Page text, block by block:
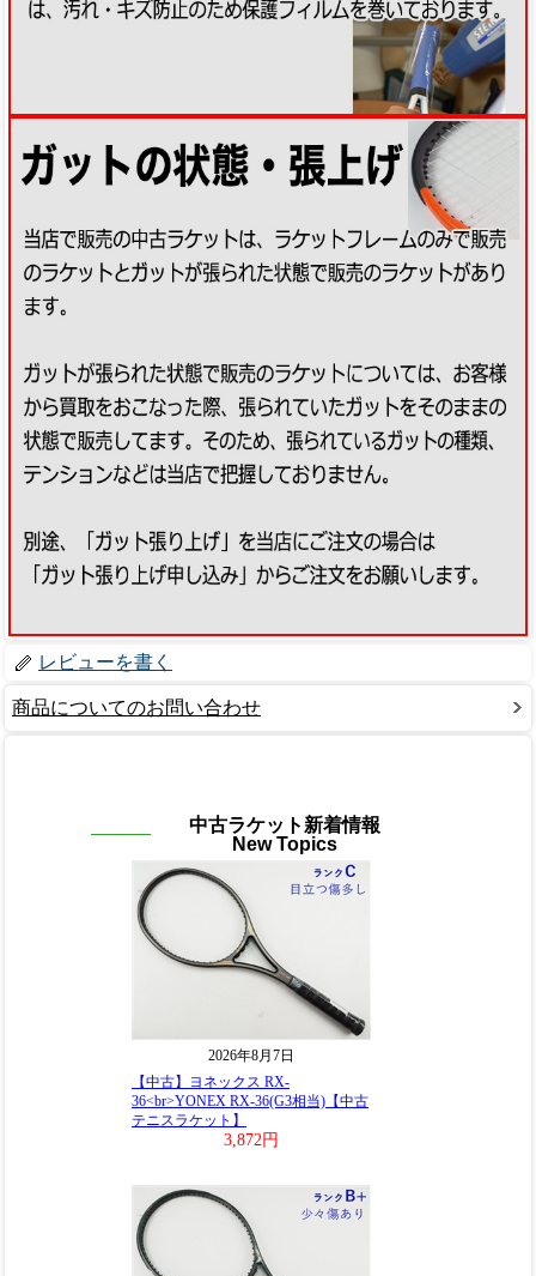
レビューを書く
商品についてのお問い合わせ
中古ラケット新着情報
New Topics